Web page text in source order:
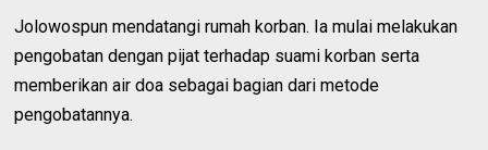
Jolowospun mendatangi rumah korban. Ia mulai melakukan
pengobatan dengan pijat terhadap suami korban serta
memberikan air doa sebagai bagian dari metode
pengobatannya.